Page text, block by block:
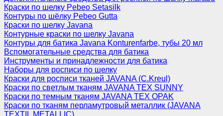
Краски по шелку Pebeo Setasilk
Контуры по шёлку Pebeo Gutta
Краски по шелку Javana
Контурные краски по шелку Javana
Контуры для батика Javana Konturenfarbe, тубы 20 мл
Вспомогательные средства для батика
Инструменты и принадлежности для батика
Наборы для росписи по шелку
Краски для росписи тканей JAVANA (C.Kreul)
Краски по светлым тканям JAVANA TEX SUNNY
Краски по темным тканям JAVANA TEX OPAK
Краски по тканям перламутровый металлик (JAVANA
TEXTIL METALLIC)